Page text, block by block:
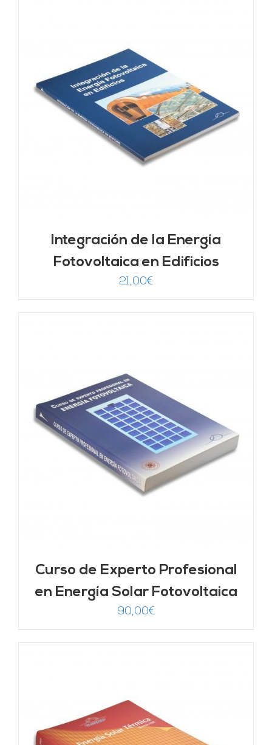
Integración de la Energía
Fotovoltaica en Edificios
21,00€
Curso de Experto Profesional
en Energía Solar Fotovoltaica
90,00€